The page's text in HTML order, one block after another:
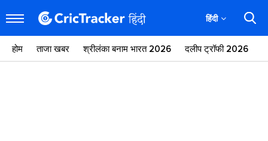
हिंदी
होम ताजा खबर श्रीलंका बनाम भारत 2026 दलीप ट्रॉफी 2026